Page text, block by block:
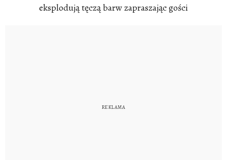
eksplodują tęczą barw zapraszając gości